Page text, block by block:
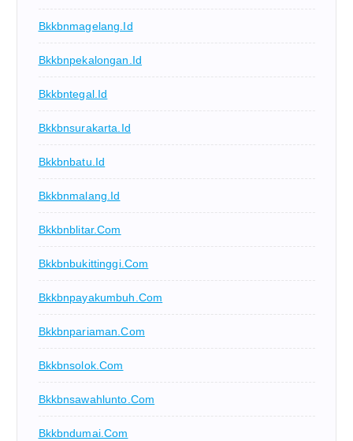
Bkkbnmagelang.id
Bkkbnpekalongan.id
Bkkbntegal.id
Bkkbnsurakarta.id
Bkkbnbatu.id
Bkkbnmalang.id
Bkkbnblitar.com
Bkkbnbukittinggi.com
Bkkbnpayakumbuh.com
Bkkbnpariaman.com
Bkkbnsolok.com
Bkkbnsawahlunto.com
Bkkbndumai.com